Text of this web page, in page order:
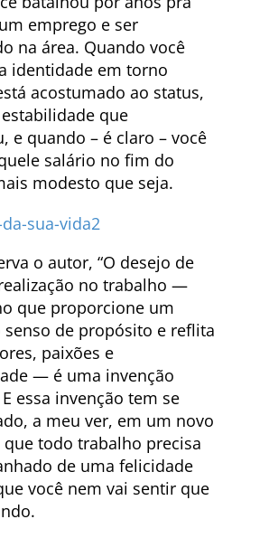
emprego e ser
na área. Quando você
identidade em torno
acostumado ao status,
que
e quando – é claro – você
salário no fim do
modesto que seja.
o autor, “O desejo de
no trabalho —
que proporcione um
de propósito e reflita
paixões e
— é uma invenção
essa invenção tem se
a meu ver, em um novo
que todo trabalho precisa
de uma felicidade
você nem vai sentir que